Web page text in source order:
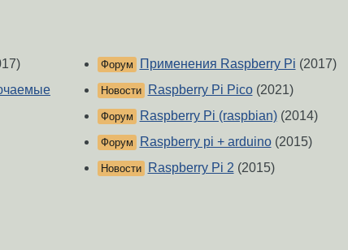
Форум Применения Raspberry Pi (2017)
Новости Raspberry Pi Pico(2021)
Форум Raspberry Pi (raspbian)(2014)
Форум Raspberry pi + arduino(2015)
Новости Raspberry Pi 2 (2015)